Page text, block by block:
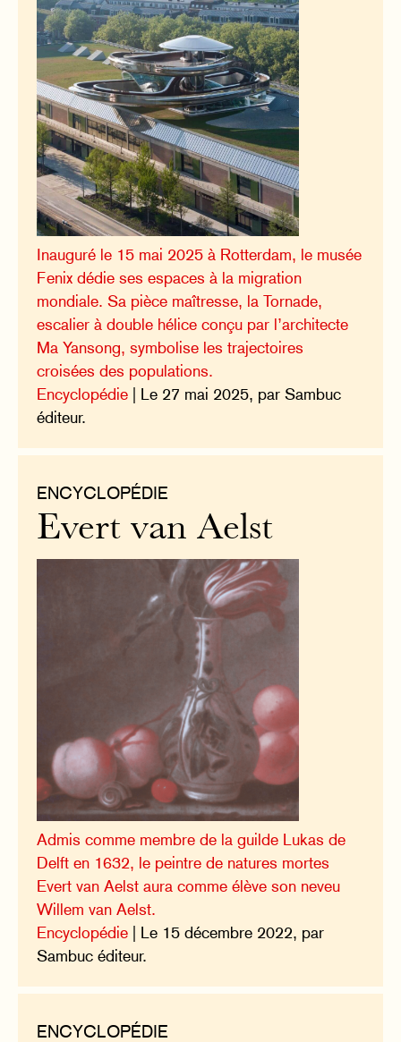
Inauguré le 15 mai 2025 à Rotterdam, le musée
Fenix dédie ses espaces à la migration
mondiale. Sa pièce maîtresse, la Tornade,
escalier à double hélice conçu par l’architecte
Ma Yansong, symbolise les trajectoires
croisées des populations.
Encyclopédie | Le 27 mai 2025, par Sambuc
éditeur.
ENCYCLOPÉDIE
Evert van Aelst
Admis comme membre de la guilde Lukas de
Delft en 1632, le peintre de natures mortes
Evert van Aelst aura comme élève son neveu
Willem van Aelst.
Encyclopédie | Le 15 décembre 2022, par
Sambuc éditeur.
ENCYCLOPÉDIE